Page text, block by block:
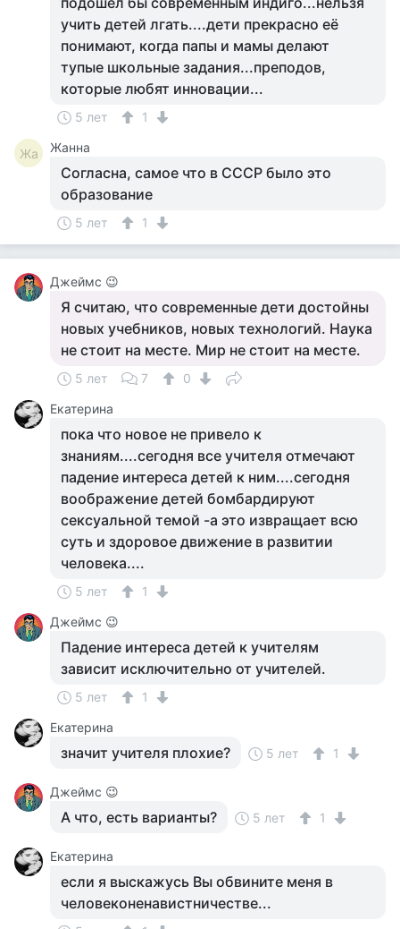
учить детей лгать....дети прекрасно её
понимают, когда папы и мамы делают
тупые школьные задания...преподов,
которые любят инновации...
5 лет 1
Жа Жанна
Согласна, самое что в СССР было это
образование
5 лет 1
Джеймс 😉
Я считаю, что современные дети достойны
новых учебников, новых технологий. Наука
не стоит на месте. Мир не стоит на месте.
5 лет 7
0
Екатерина
пока что новое не привело к
знаниям....сегодня все учителя отмечают
падение интереса детей к ним....сегодня
воображение детей бомбардируют
сексуальной темой -а это извращает всю
суть и здоровое движение в развитии
человека....
5 лет
1
Джеймс 😉
Падение интереса детей к учителям
зависит исключительно от учителей.
5 лет
1
Екатерина
значит учителя плохие? 5 лет 1
Джеймс 😉
А что, есть варианты? 5 лет 1
Екатерина
если я выскажусь Вы обвините меня в
человеконенавистничестве...